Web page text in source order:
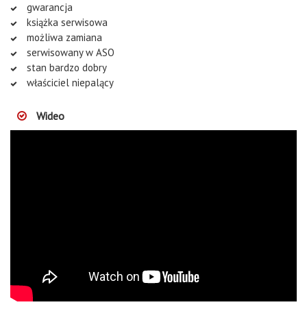
gwarancja
książka serwisowa
możliwa zamiana
serwisowany w ASO
stan bardzo dobry
właściciel niepalący
Wideo